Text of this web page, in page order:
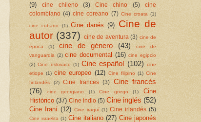
(9)
cine chileno (3) Cine chino (5)
cine
colombiano (4) cine coreano (7) Cine croata (1)
cine cubano (1) Cine danés (9) Cine de
autor (337) cine de aventura (3) cine de
época
(1) cine de género (43)
cine de
vanguardia (2) cine documental (16) cine egipcio
(2) Cine eslovaco (1) Cine español (102)
cine
etiope (1) cine europeo (12) Cine filipino (1) Cine
finlandés
(2) Cine frances (3)
Cine francés
(76)
cine georgiano (1) Cine griego (1)
Cine
Histórico (37) Cine indio (5) Cine inglés (52)
Cine Iraní (12) Cine iraquí (1) Cine irlandés (5)
Cine israelita (1) Cine italiano (27) Cine japonés